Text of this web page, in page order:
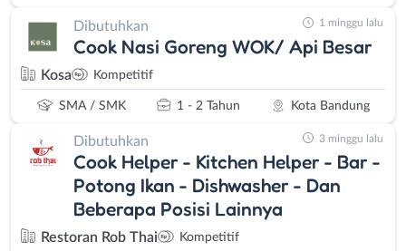
Dibutuhkan
Cook Nasi Goreng WOK/ Api Besar
Kosa Kompetitif
SMA / SMK 1 - 2 Tahun Kota Bandung
1 minggu lalu
Dibutuhkan
Cook Helper - Kitchen Helper - Bar -
Potong Ikan - Dishwasher - Dan
Beberapa Posisi Lainnya
Restoran Rob Thai Kompetitif
3 minggu lalu